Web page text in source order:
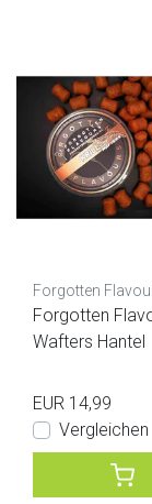
Forgotten
Forgotten
Wafters Hantel
EUR 14,99
Vergleichen